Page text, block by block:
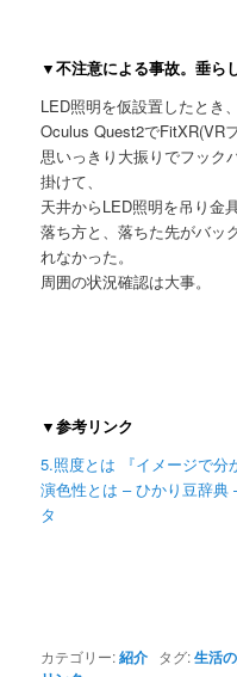
▼不注意による事故。垂ら
LED照明を仮設置したとき
Oculus Quest2でFitXR(VR
思いっきり大振りでフック
掛けて、
天井からLED照明を吊り金
落ち方と、落ちた先がバッ
れなかった。
周囲の状況確認は大事。
▼参考リンク
5.照度とは 『イメージで分
演色性とは – ひかり豆辞典
タ
カテゴリー:紹介 タグ:生活